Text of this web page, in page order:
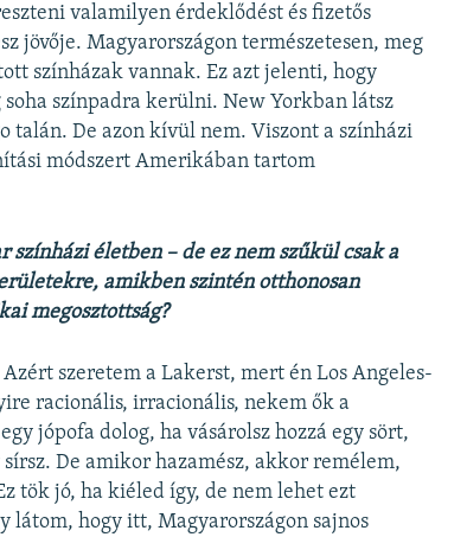
valamilyen érdeklődést és fizetős
jövője. Magyarországon természetesen, meg
színházak vannak. Ez azt jelenti, hogy
színpadra kerülni. New Yorkban látsz
talán. De azon kívül nem. Viszont a színházi
módszert Amerikában tartom
életben – de ez nem szűkül csak a
amikben szintén otthonosan
megosztottság?
szeretem a Lakerst, mert én Los Angeles-
racionális, irracionális, nekem ők a
jópofa dolog, ha vásárolsz hozzá egy sört,
De amikor hazamész, akkor remélem,
tök jó, ha kiéled így, de nem lehet ezt
látom, hogy itt, Magyarországon sajnos